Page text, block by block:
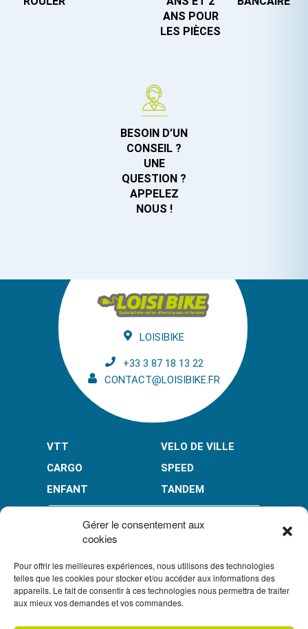
Gérer le consentement aux
cookies
Pour offrir les meilleures expériences, nous utilisons des technologies
telles que les cookies pour stocker et/ou accéder aux informations des
appareils. Le fait de consentir à ces technologies nous permettra de traiter
aux mieux vos demandes et vos commandes.
ANS POUR
LES PIÈCES
BESOIN D’UN
CONSEIL ?
UNE
QUESTION ?
APPELEZ
NOUS !
LOISIBIKE
+33 3 87 18 13 22
CONTACT@LOISIBIKE.FR
VTT
VELO DE VILLE
CARGO
SPEED
ENFANT
TANDEM
PAIEMENT EN PLUSIEURS FOIS* :
LIMITÉ À 3000 € POUR LE 10X. LIMITÉ À 6000 € POUR LE 3X ET 4X.
CONDITION GÉNÉRALES DE VENTE
POLITIQUE DE CONFIDENTIALITÉ